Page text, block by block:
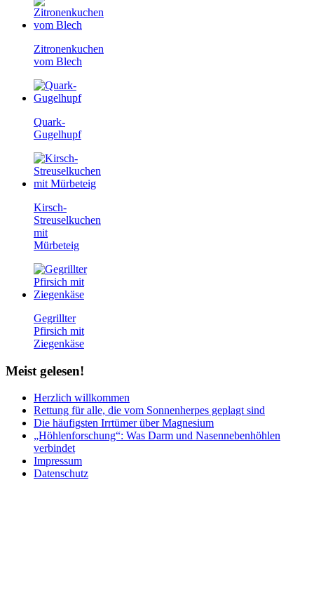
Zitronenkuchen
vom Blech
Quark-
Gugelhupf
Kirsch-
Streuselkuchen
mit
Mürbeteig
Gegrillter
Pfirsich mit
Ziegenkäse
Meist gelesen!
Herzlich willkommen
Rettung für alle, die vom Sonnenherpes geplagt sind
Die häufigsten Irrtümer über Magnesium
„Höhlenforschung“: Was Darm und Nasennebenhöhlen
verbindet
Impressum
Datenschutz